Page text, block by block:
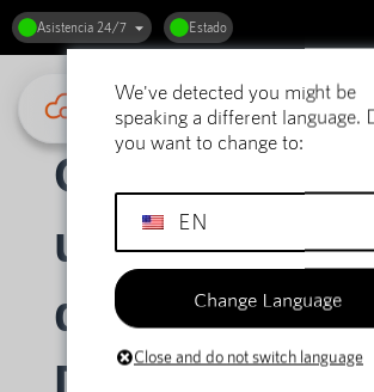
Asistencia 24/7 Estado
Inicio Ayuda
Alojamiento web
Bases de datos
Cómo eliminar una base de datos en DirectAdmin
Cómo eliminar
una base de
datos en
We've detected you might be
speaking a different language.
you want to change to:
EN
Change Language
Close and do not switch language